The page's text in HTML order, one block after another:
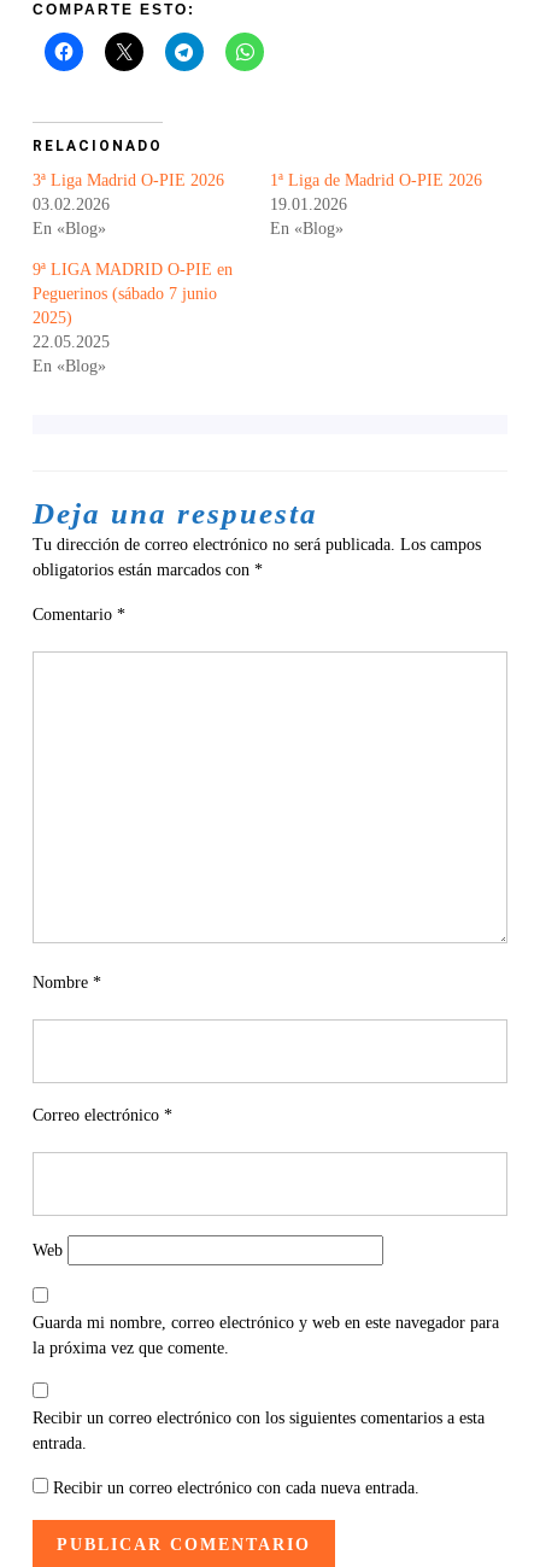
COMPARTE ESTO:
RELACIONADO
3ª Liga Madrid O-PIE 2026
03.02.2026
En «Blog»
1ª Liga de Madrid O-PIE 2026
19.01.2026
En «Blog»
9ª LIGA MADRID O-PIE en
Peguerinos (sábado 7 junio
2025)
22.05.2025
En «Blog»
Deja una respuesta
Tu dirección de correo electrónico no será publicada. Los campos
obligatorios están marcados con *
Comentario *
Nombre *
Correo electrónico *
Web
Guarda mi nombre, correo electrónico y web en este navegador para
la próxima vez que comente.
Recibir un correo electrónico con los siguientes comentarios a esta
entrada.
Recibir un correo electrónico con cada nueva entrada.